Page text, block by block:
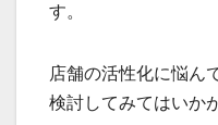
す。
店舗の活性化に悩ん
検討してみてはいか